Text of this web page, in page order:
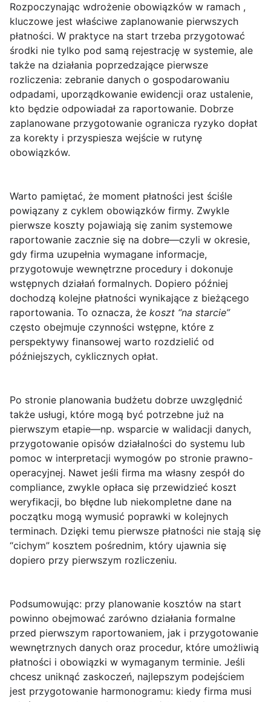
Rozpoczynając wdrożenie obowiązków w ramach ,
kluczowe jest właściwe zaplanowanie pierwszych
płatności. W praktyce na start trzeba przygotować
środki nie tylko pod samą rejestrację w systemie, ale
także na działania poprzedzające pierwsze
rozliczenia: zebranie danych o gospodarowaniu
odpadami, uporządkowanie ewidencji oraz ustalenie,
kto będzie odpowiadał za raportowanie. Dobrze
zaplanowane przygotowanie ogranicza ryzyko dopłat
za korekty i przyspiesza wejście w rutynę
obowiązków.
Warto pamiętać, że moment płatności jest ściśle
powiązany z cyklem obowiązków firmy. Zwykle
pierwsze koszty pojawiają się zanim systemowe
raportowanie zacznie się na dobre—czyli w okresie,
gdy firma uzupełnia wymagane informacje,
przygotowuje wewnętrzne procedury i dokonuje
wstępnych działań formalnych. Dopiero później
dochodzą kolejne płatności wynikające z bieżącego
raportowania. To oznacza, że koszt “na starcie”
często obejmuje czynności wstępne, które z
perspektywy finansowej warto rozdzielić od
późniejszych, cyklicznych opłat.
Po stronie planowania budżetu dobrze uwzględnić
także usługi, które mogą być potrzebne już na
pierwszym etapie—np. wsparcie w walidacji danych,
przygotowanie opisów działalności do systemu lub
pomoc w interpretacji wymogów po stronie prawno-
operacyjnej. Nawet jeśli firma ma własny zespół do
compliance, zwykle opłaca się przewidzieć koszt
weryfikacji, bo błędne lub niekompletne dane na
początku mogą wymusić poprawki w kolejnych
terminach. Dzięki temu pierwsze płatności nie stają się
“cichym” kosztem pośrednim, który ujawnia się
dopiero przy pierwszym rozliczeniu.
Podsumowując: przy planowanie kosztów na start
powinno obejmować zarówno działania formalne
przed pierwszym raportowaniem, jak i przygotowanie
wewnętrznych danych oraz procedur, które umożliwią
płatności i obowiązki w wymaganym terminie. Jeśli
chcesz uniknąć zaskoczeń, najlepszym podejściem
jest przygotowanie harmonogramu: kiedy firma musi